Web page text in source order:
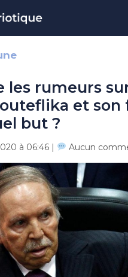
les rumeurs
et son
but ?
à 06:46 | Aucun